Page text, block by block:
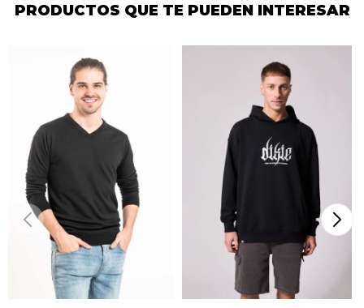
PRODUCTOS QUE TE PUEDEN INTERESAR